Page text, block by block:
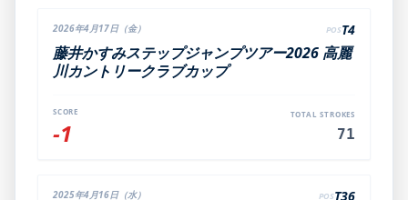
2026年4月17日（金） POST4
藤井かすみステップジャンプツアー2026 高麗
川カントリークラブカップ
SCORE
-1
TOTAL STROKES
71
2025年4月16日（水） POST36